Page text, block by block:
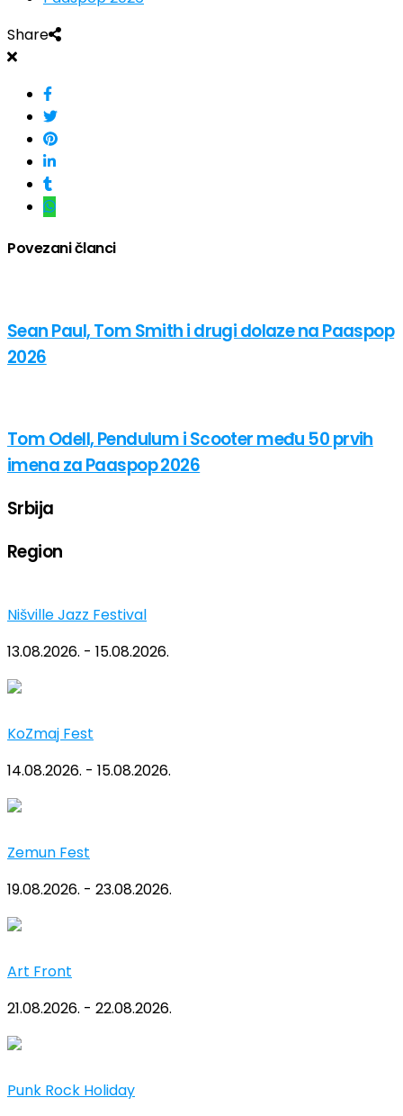
Share
Povezani članci
Sean Paul, Tom Smith i drugi dolaze na Paaspop
2026
Tom Odell, Pendulum i Scooter među 50 prvih
imena za Paaspop 2026
Srbija
Region
Nišville Jazz Festival
13.08.2026. - 15.08.2026.
KoZmaj Fest
14.08.2026. - 15.08.2026.
Zemun Fest
19.08.2026. - 23.08.2026.
Art Front
21.08.2026. - 22.08.2026.
Punk Rock Holiday